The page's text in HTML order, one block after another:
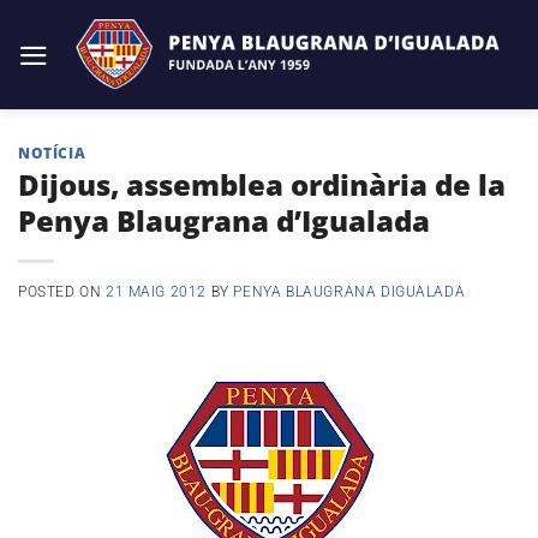
NOTÍCIA
Dijous, assemblea ordinària de la
Penya Blaugrana d’Igualada
POSTED ON 21 MAIG 2012 BY PENYA BLAUGRANA DIGUALADA